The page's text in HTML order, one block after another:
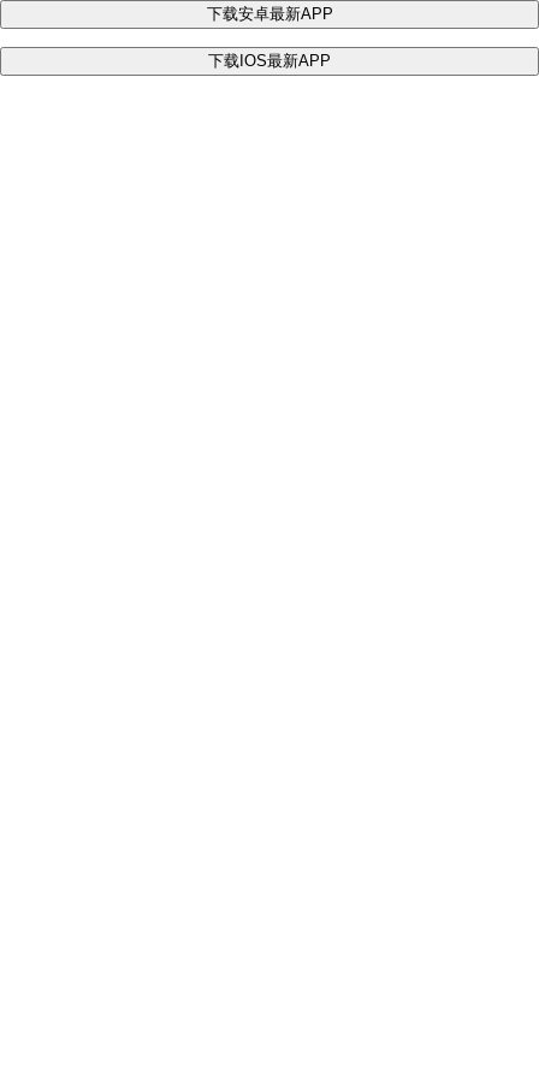
下载安卓最新APP
下载IOS最新APP